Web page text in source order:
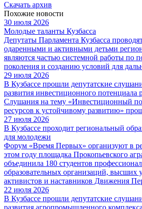
Скачать архив
Похожие новости
30 июля 2026
Молодые таланты Кузбасса
Депутаты Парламента Кузбасса
одаренными и активными детьми
являются частью системной работы по
поколения и созданию условий для
29 июля 2026
В Кузбассе прошли депутатские
развития инвестиционного потенциала
Слушания на тему «Инвестиционный
ресурсов к устойчивому развитию»
27 июля 2026
В Кузбассе проходит региональный
для молодежи
Форум «Время Первых» организуют в
этом году площадка Прокопьевского
объединила 180 студентов
образовательных организаций, высших
активистов и наставников Движения
22 июля 2026
В Кузбассе прошли депутатские
развития агропромышленного комплекса